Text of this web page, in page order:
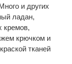
и других
ладан,
кремов,
крючком и
тканей